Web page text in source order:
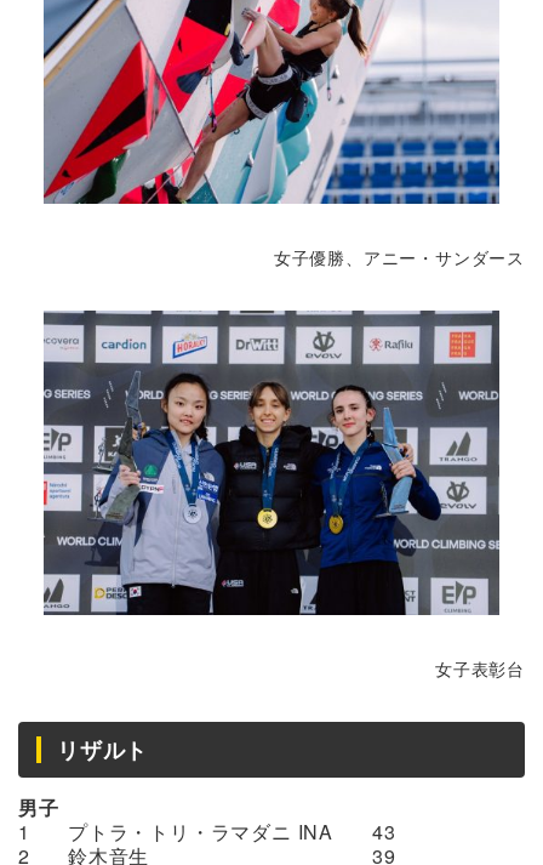
女子優勝、アニー・サンダース
女子表彰台
リザルト
男子
1
プトラ・トリ・ラマダニ INA
43
2
鈴木音生
39